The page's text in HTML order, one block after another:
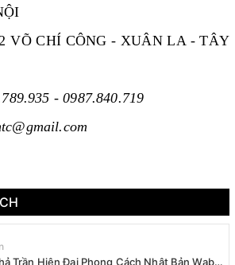
VÕ CHÍ CÔNG - XUÂN LA - TÂY
- 0987.840.719
Trần Hiện Đại Phong Cách Nhật Bản Wabi-